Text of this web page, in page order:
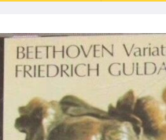
[全店] 週年慶